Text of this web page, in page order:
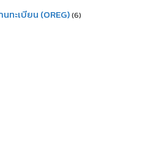
ทะเบียน (OREG)(6)